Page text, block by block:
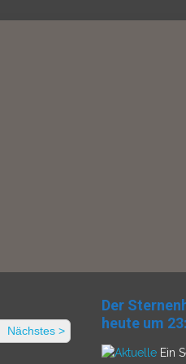
Nächstes >
Der
heute um
Ein